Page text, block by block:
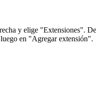
y elige "Extensiones".
en "Agregar extensión".